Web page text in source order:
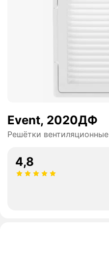
Event, 2020ДФ
Решётки вентиляционные
4,8